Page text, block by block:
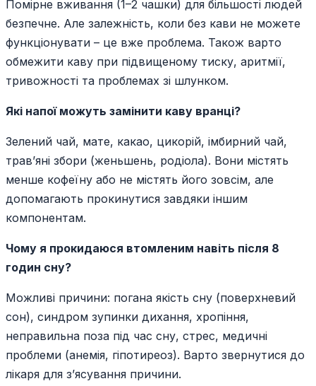
Помірне вживання (1–2 чашки) для більшості людей
безпечне. Але залежність, коли без кави не можете
функціонувати – це вже проблема. Також варто
обмежити каву при підвищеному тиску, аритмії,
тривожності та проблемах зі шлунком.
Які напої можуть замінити каву вранці?
Зелений чай, мате, какао, цикорій, імбирний чай,
трав’яні збори (женьшень, родіола). Вони містять
менше кофеїну або не містять його зовсім, але
допомагають прокинутися завдяки іншим
компонентам.
Чому я прокидаюся втомленим навіть після 8
годин сну?
Можливі причини: погана якість сну (поверхневий
сон), синдром зупинки дихання, хропіння,
неправильна поза під час сну, стрес, медичні
проблеми (анемія, гіпотиреоз). Варто звернутися до
лікаря для з’ясування причини.